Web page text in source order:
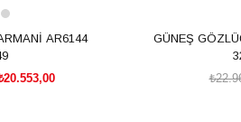
AR6144
GÜNEŞ